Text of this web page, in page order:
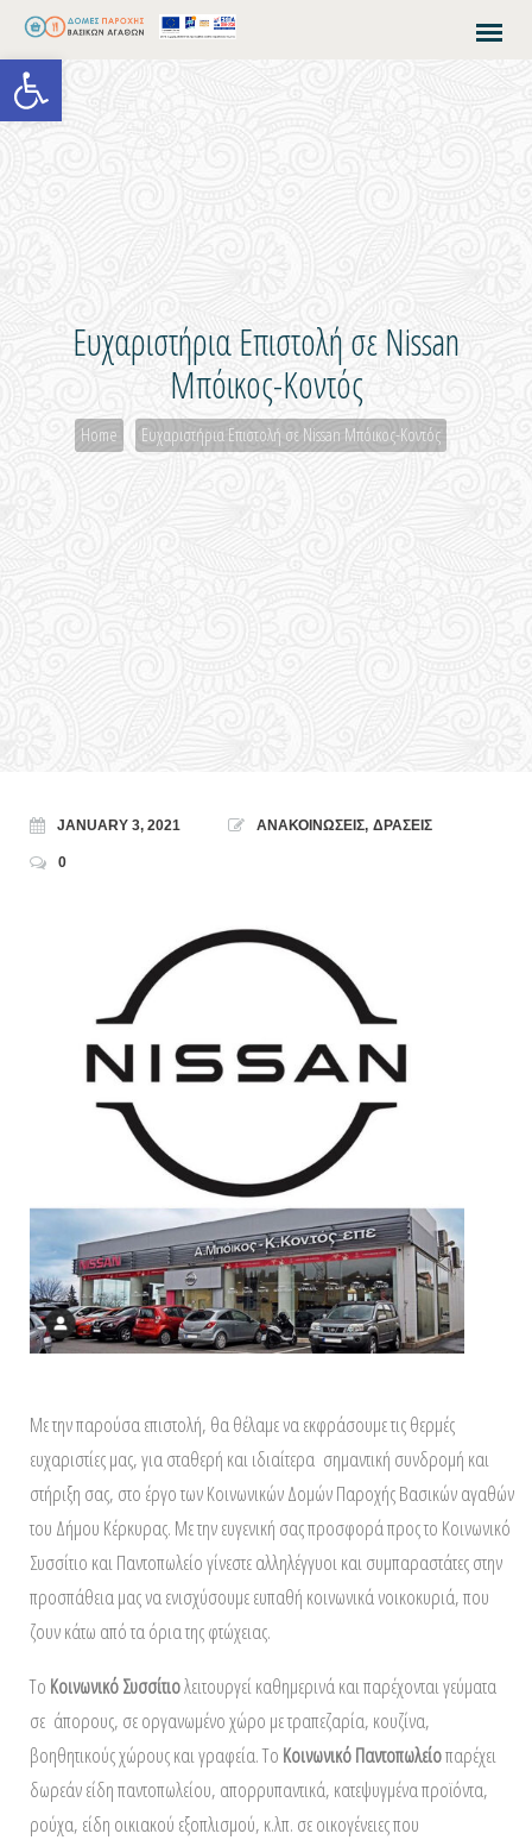
Open toolbar
Ευχαριστήρια Επιστολή σε Nissan
Μπόικος-Κοντός
Home Ευχαριστήρια Επιστολή σε Nissan Μπόικος-Κοντός
JANUARY 3, 2021 ΑΝΑΚΟΙΝΩΣΕΙΣ, ΔΡΑΣΕΙΣ
0
Με την παρούσα επιστολή, θα θέλαμε να εκφράσουμε τις θερμές
ευχαριστίες μας, για σταθερή και ιδιαίτερα σημαντική συνδρομή και
στήριξη σας, στο έργο των Κοινωνικών Δομών Παροχής Βασικών αγαθών
του Δήμου Κέρκυρας. Με την ευγενική σας προσφορά προς το Κοινωνικό
Συσσίτιο και Παντοπωλείο γίνεστε αλληλέγγυοι και συμπαραστάτες στην
προσπάθεια μας να ενισχύσουμε ευπαθή κοινωνικά νοικοκυριά, που
ζουν κάτω από τα όρια της φτώχειας.
Το Κοινωνικό Συσσίτιολειτουργεί καθημερινά και παρέχονται γεύματα
σε άπορους, σε οργανωμένο χώρο με τραπεζαρία, κουζίνα,
βοηθητικούς χώρους και γραφεία. Το Κοινωνικό Παντοπωλείοπαρέχει
δωρεάν είδη παντοπωλείου, απορρυπαντικά, κατεψυγμένα προϊόντα,
ρούχα, είδη οικιακού εξοπλισμού, κ.λπ. σε οικογένειες που